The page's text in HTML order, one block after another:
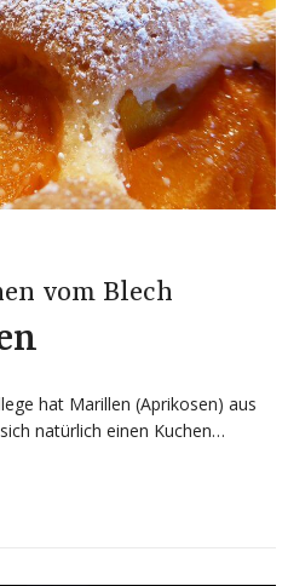
vom Blech
hat Marillen (Aprikosen) aus
natürlich einen Kuchen…